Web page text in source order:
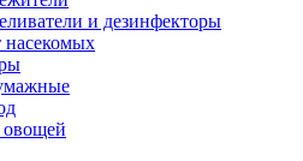
и дезинфекторы
насекомых
овощей